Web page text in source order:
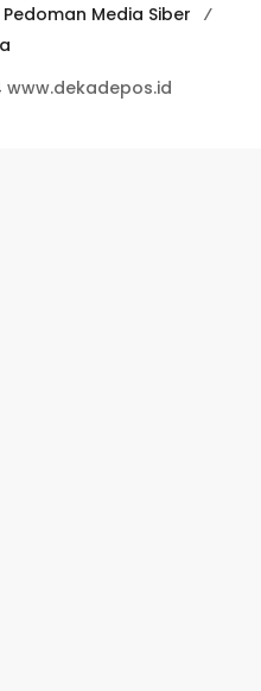
Pedoman Media Siber
www.dekadepos.id